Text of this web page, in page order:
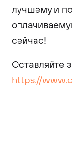
лучшему и
сейчас!
Оставляйте
https://